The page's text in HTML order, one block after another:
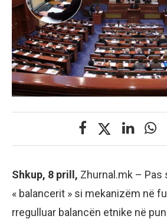
Shkup, 8 prill, Zhurnal.mk –
« balancerit » si mekanizëm në
rregulluar balancën etnike në